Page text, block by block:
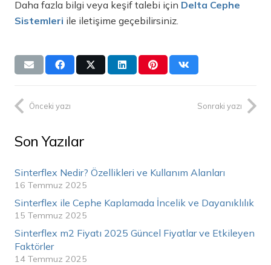
Daha fazla bilgi veya keşif talebi için Delta Cephe
Sistemleri ile iletişime geçebilirsiniz.
Önceki yazı Sonraki yazı
Son Yazılar
Sinterflex Nedir? Özellikleri ve Kullanım Alanları
16 Temmuz 2025
Sinterflex ile Cephe Kaplamada İncelik ve Dayanıklılık
15 Temmuz 2025
Sinterflex m2 Fiyatı 2025 Güncel Fiyatlar ve Etkileyen
Faktörler
14 Temmuz 2025